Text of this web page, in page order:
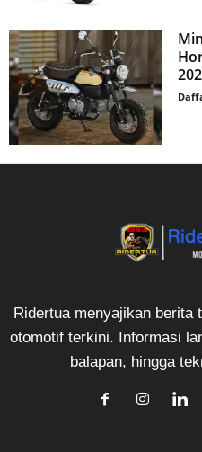
Ridertua menyajikan berita
otomotif terkini. Informasi
balapan, hingga